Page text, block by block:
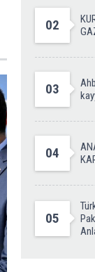
02
03
04
05